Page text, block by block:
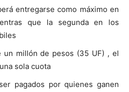
entregarse como máximo en
que la segunda en los
un millón de pesos (35 UF) , el
sola cuota
pagados por quienes ganen